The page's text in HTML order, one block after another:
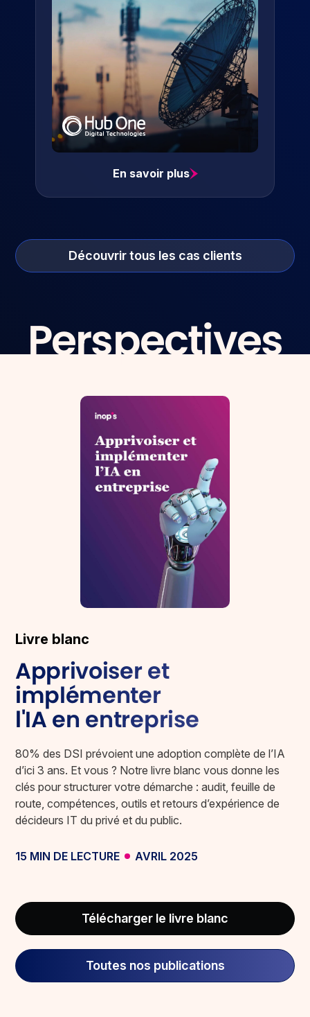
En savoir plus
Découvrir tous les cas clients
Perspectives
Livre blanc
Apprivoiser et
implémenter
l'IA en entreprise
80% des DSI prévoient une adoption complète de l’IA
d’ici 3 ans. Et vous ? Notre livre blanc vous donne les
clés pour structurer votre démarche : audit, feuille de
route, compétences, outils et retours d’expérience de
décideurs IT du privé et du public.
15 MIN DE LECTURE AVRIL 2025
Télécharger le livre blanc
Toutes nos publications